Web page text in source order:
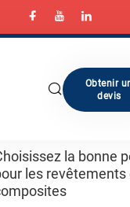
Obtenir
devis
des matières
Pourquoi la poudre
par procédé sol-gel
l’isolation thermique
la bonne
les revêtements